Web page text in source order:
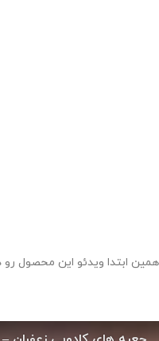
همین ابتدا ویدئو این محصول رو